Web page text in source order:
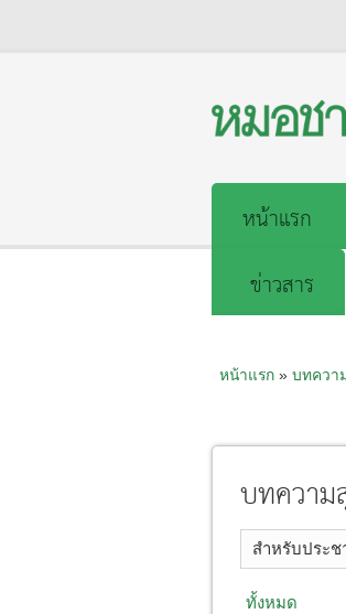
หน้าแรก
ข่าวสาร
หน้าแรก» บทควา
บทควา
สำหรับประ
ทั้งหมด